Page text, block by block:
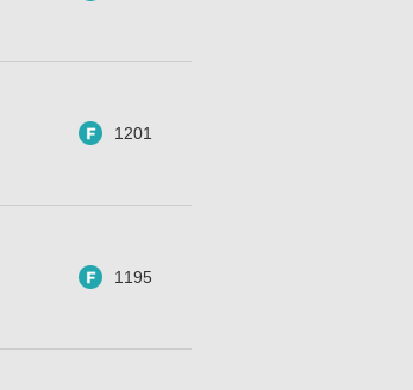
1201
1195